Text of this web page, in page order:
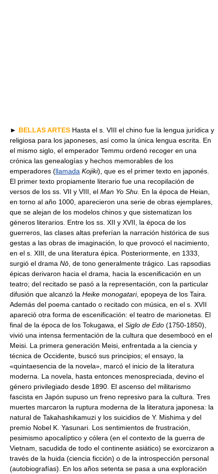
► BELLAS ARTES Hasta el s. VIII el chino fue la lengua jurídica y
religiosa para los japoneses, así como la única lengua escrita. En
el mismo siglo, el emperador Temmu ordenó recoger en una
crónica las genealogías y hechos memorables de los
emperadores (llamada Kojiki), que es el primer texto en japonés.
El primer texto propiamente literario fue una recopilación de
versos de los ss. VII y VIII, el Man Yo Shu. En la época de Heian,
en torno al año 1000, aparecieron una serie de obras ejemplares,
que se alejan de los modelos chinos y que sistematizan los
géneros literarios. Entre los ss. XII y XVII, la época de los
guerreros, las clases altas preferían la narración histórica de sus
gestas a las obras de imaginación, lo que provocó el nacimiento,
en el s. XIII, de una literatura épica. Posteriormente, en 1333,
surgió el drama Nō, de tono generalmente trágico. Las rapsodias
épicas derivaron hacia el drama, hacia la escenificación en un
teatro; del recitado se pasó a la representación, con la particular
difusión que alcanzó la Heike monogatari, epopeya de los Taira.
Además del poema cantado o recitado con música, en el s. XVII
apareció otra forma de escenificación: el teatro de marionetas. El
final de la época de los Tokugawa, el Siglo de Edo (1750-1850),
vivió una intensa fermentación de la cultura que desembocó en el
Meisi. La primera generación Meisi, enfrentada a la ciencia y
técnica de Occidente, buscó sus principios; el ensayo, la
«quintaesencia de la novela», marcó el inicio de la literatura
moderna. La novela, hasta entonces menospreciada, devino el
género privilegiado desde 1890. El ascenso del militarismo
fascista en Japón supuso un freno represivo para la cultura. Tres
muertes marcaron la ruptura moderna de la literatura japonesa: la
natural de Takahashikamuzi y los suicidios de Y. Mishima y del
premio Nobel K. Yasunari. Los sentimientos de frustración,
pesimismo apocalíptico y cólera (en el contexto de la guerra de
Vietnam, sacudida de todo el continente asiático) se exorcizaron a
través de la huida (ciencia ficción) o de la introspección personal
(autobiografías). En los años setenta se pasa a una exploración